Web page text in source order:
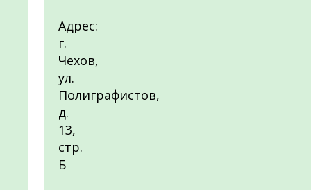
Адрес:
г.
Чехов,
ул.
Полиграфистов,
д.
13,
стр.
Б